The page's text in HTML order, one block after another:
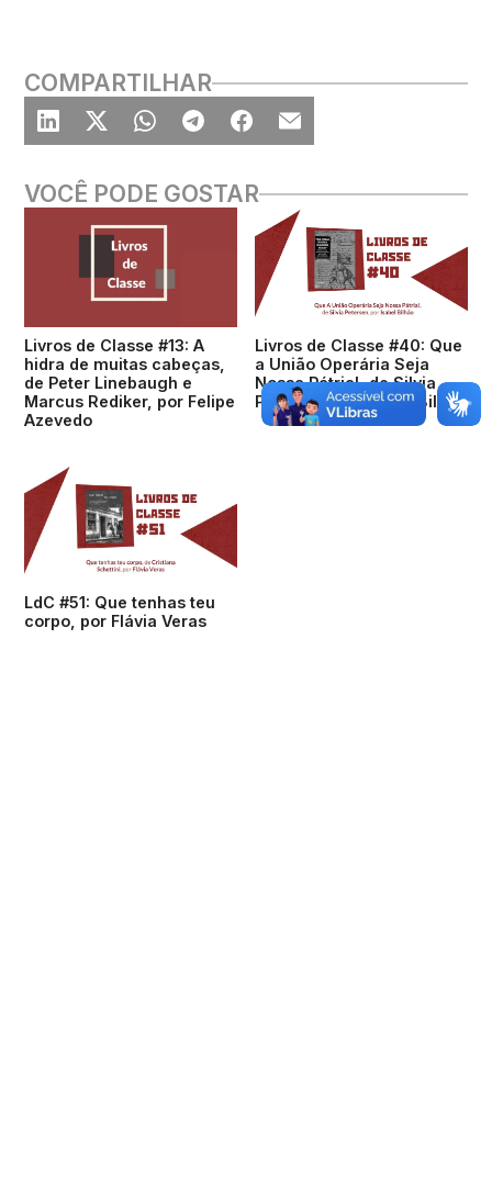
COMPARTILHAR
VOCÊ PODE GOSTAR
Livros de Classe #13: A
hidra de muitas cabeças,
de Peter Linebaugh e
Marcus Rediker, por Felipe
Azevedo
Livros de Classe #40: Que
a União Operária Seja
Nossa Pátria!, de Silvia
Petersen, por Isabel Bilhão
LdC #51: Que tenhas teu
corpo, por Flávia Veras